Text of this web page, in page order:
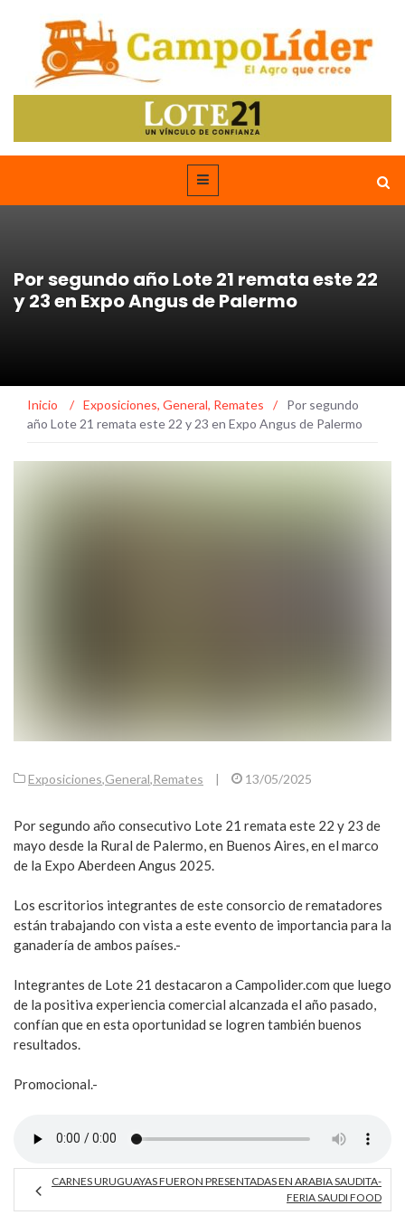
Por segundo año Lote 21 remata este 22
y 23 en Expo Angus de Palermo
Inicio / Exposiciones, General, Remates /
Por segundo
año Lote 21 remata este 22 y 23 en Expo Angus de Palermo
Exposiciones,General,Remates | 13/05/2025
Por segundo año consecutivo Lote 21 remata este 22 y 23 de
mayo desde la Rural de Palermo, en Buenos Aires, en el marco
de la Expo Aberdeen Angus 2025.
Los escritorios integrantes de este consorcio de rematadores
están trabajando con vista a este evento de importancia para la
ganadería de ambos países.-
Integrantes de Lote 21 destacaron a Campolider.com que luego
de la positiva experiencia comercial alcanzada el año pasado,
confían que en esta oportunidad se logren también buenos
resultados.
Promocional.-
CARNES URUGUAYAS FUERON PRESENTADAS EN ARABIA SAUDITA-
FERIA SAUDI FOOD